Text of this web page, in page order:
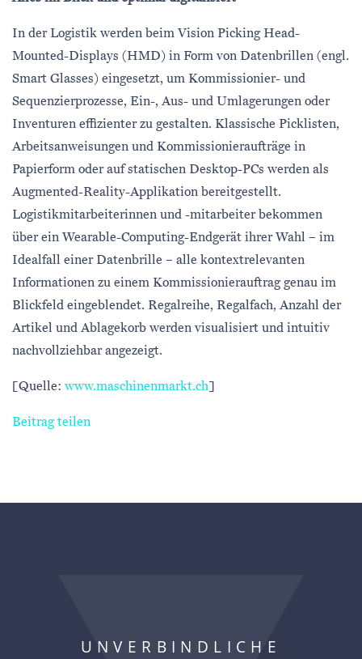
In der Logistik werden beim Vision Picking Head-
Mounted-Displays (HMD) in Form von Datenbrillen (engl.
Smart Glasses) eingesetzt, um Kommissionier- und
Sequenzierprozesse, Ein-, Aus- und Umlagerungen oder
Inventuren effizienter zu gestalten. Klassische Picklisten,
Arbeitsanweisungen und Kommissionieraufträge in
Papierform oder auf statischen Desktop-PCs werden als
Augmented-Reality-Applikation bereitgestellt.
Logistikmitarbeiterinnen und -mitarbeiter bekommen
über ein Wearable-Computing-Endgerät ihrer Wahl – im
Idealfall einer Datenbrille – alle kontextrelevanten
Informationen zu einem Kommissionierauftrag genau im
Blickfeld eingeblendet. Regalreihe, Regalfach, Anzahl der
Artikel und Ablagekorb werden visualisiert und intuitiv
nachvollziehbar angezeigt.
[Quelle: www.maschinenmarkt.ch]
Beitrag teilen
UNVERBINDLICHE